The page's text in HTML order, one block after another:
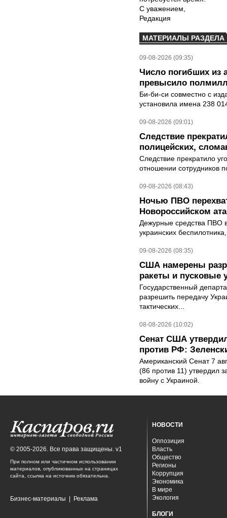
С уважением,
Редакция
МАТЕРИАЛЫ РАЗДЕЛА
09-08-2026 (09:35)
Число погибших из
превысило
Би-би-си совместно с
установила имена 238
09-08-2026 (09:01)
Следствие
полицейских,
Следствие прекратило
отношении сотрудников
09-08-2026 (08:43)
Ночью ПВО
Новороссийском
Дежурные средства ПВО
украинских
09-08-2026 (08:35)
США намерены
ракеты и пусковые
Государственный
разрешить передачу
тактических...
08-08-2026 (10:02)
Сенат США
против РФ:
Американский Сенат 7
(86 против 11) утвердил
войну с Украиной.
© 2005-2026. Все права защищены. v1
При полном или частичном использовании
материалов, опубликованных на страницах
сайта, ссылка на источник обязательна.
Бизнес-материалы Реклама
НОВОСТИ
Оппозиция
Власть
Общество
Регионы
Коррупция
Экономика
В мире
Экология
БЛОГИ